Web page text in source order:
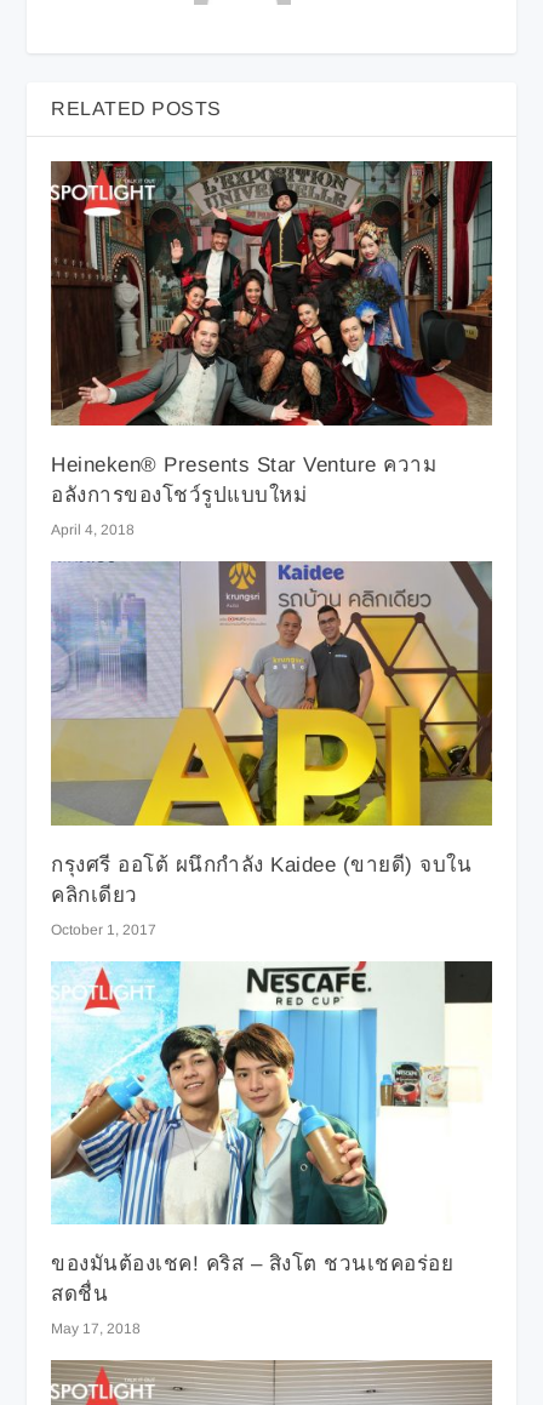
RELATED POSTS
Heineken® Presents Star Venture ความ
อลังการของโชว์รูปแบบใหม่
April 4, 2018
กรุงศรี ออโต้ ผนึกกำลัง Kaidee (ขายดี) จบใน
คลิกเดียว
October 1, 2017
ของมันต้องเชค! คริส – สิงโต ชวนเชคอร่อย
สดชื่น
May 17, 2018